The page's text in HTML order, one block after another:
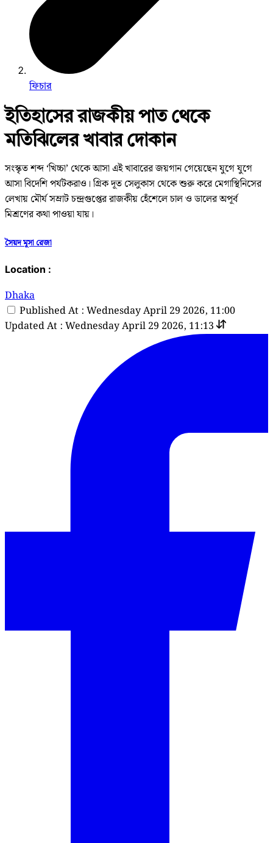
ফিচার
ইতিহাসের রাজকীয় পাত থেকে
মতিঝিলের খাবার দোকান
সংস্কৃত শব্দ ‘খিচ্চা’ থেকে আসা এই খাবারের জয়গান গেয়েছেন যুগে যুগে
আসা বিদেশি পর্যটকরাও। গ্রিক দূত সেলুকাস থেকে শুরু করে মেগাস্থিনিসের
লেখায় মৌর্য সম্রাট চন্দ্রগুপ্তের রাজকীয় হেঁশেলে চাল ও ডালের অপূর্ব
মিশ্রণের কথা পাওয়া যায়।
সৈয়দ মূসা রেজা
Location :
Dhaka
Published At : Wednesday April 29 2026, 11:00
Updated At : Wednesday April 29 2026, 11:13